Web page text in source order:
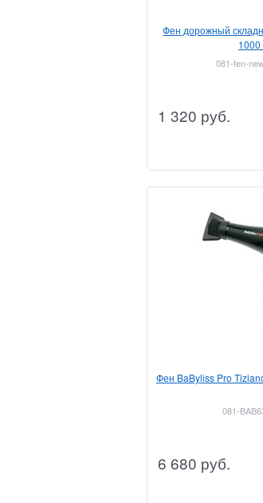
Фен дорожный
1000
081-fen-
1 320 руб.
Фен BaByliss Pro
081-
6 680 руб.